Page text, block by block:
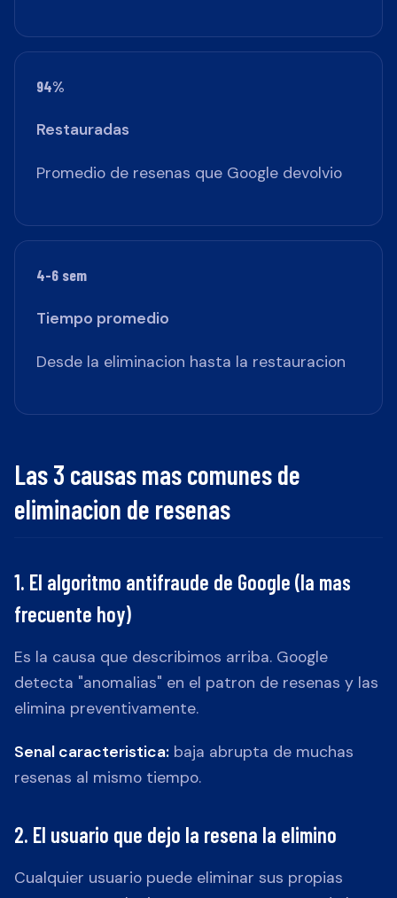
94%
Restauradas
Promedio de resenas que Google devolvio
4-6 sem
Tiempo promedio
Desde la eliminacion hasta la restauracion
Las 3 causas mas comunes de
eliminacion de resenas
1. El algoritmo antifraude de Google (la mas
frecuente hoy)
Es la causa que describimos arriba. Google
detecta "anomalias" en el patron de resenas y las
elimina preventivamente.
Senal caracteristica: baja abrupta de muchas
resenas al mismo tiempo.
2. El usuario que dejo la resena la elimino
Cualquier usuario puede eliminar sus propias